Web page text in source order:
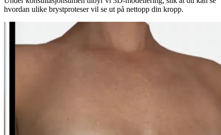
hvordan ulike brystproteser vil se ut på nettopp din kropp.